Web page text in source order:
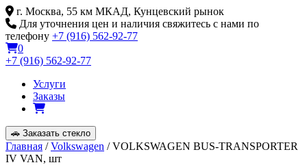
Skip
to
content
г. Москва, 55 км МКАД, Кунцевский рынок
Для уточнения цен и наличия свяжитесь с нами по
телефону +7 (916) 562-92-77
0
+7 (916) 562-92-77
Услуги
Заказы
🚗 Заказать стекло
Главная /Volkswagen / VOLKSWAGEN BUS-TRANSPORTER
IV VAN, шт